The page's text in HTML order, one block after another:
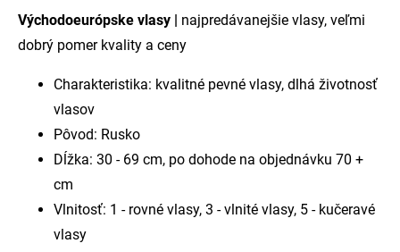
Východoeurópske vlasy | najpredávanejšie vlasy, veľmi
dobrý pomer kvality a ceny
Charakteristika: kvalitné pevné vlasy, dlhá životnosť
vlasov
Pôvod: Rusko
Dĺžka: 30 - 69 cm, po dohode na objednávku 70 +
cm
Vlnitosť: 1 - rovné vlasy, 3 - vlnité vlasy, 5 - kučeravé
vlasy